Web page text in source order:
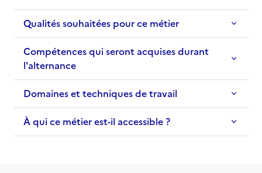
Qualités souhaitées pour ce métier
Compétences qui seront acquises durant
l'alternance
Domaines et techniques de travail
À qui ce métier est-il accessible ?